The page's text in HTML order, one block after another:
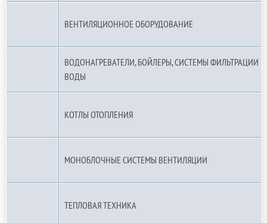
ВЕНТИЛЯЦИОННОЕ ОБОРУДОВАНИЕ
ВОДОНАГРЕВАТЕЛИ, БОЙЛЕРЫ, СИСТЕМЫ ФИЛЬТРАЦИИ
ВОДЫ
КОТЛЫ ОТОПЛЕНИЯ
МОНОБЛОЧНЫЕ СИСТЕМЫ ВЕНТИЛЯЦИИ
ТЕПЛОВАЯ ТЕХНИКА